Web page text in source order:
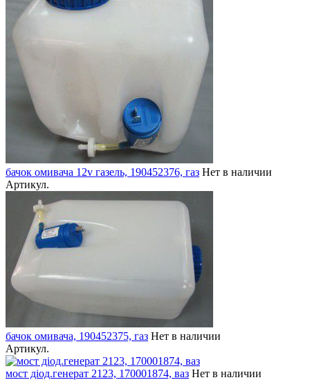
бачок омивача 12v газель, 190452376, газ Нет в наличии
Артикул.
бачок омивача, 190452375, газ Нет в наличии
Артикул.
мост діод.генерат 2123, 170001874, ваз Нет в наличии